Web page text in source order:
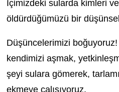
İçimizdeki sularda kimleri
öldürdüğümüzü bir
Düşüncelerimizi
kendimizi aşmak,
şeyi sulara gömerek,
ekmeye çalışıyoruz.